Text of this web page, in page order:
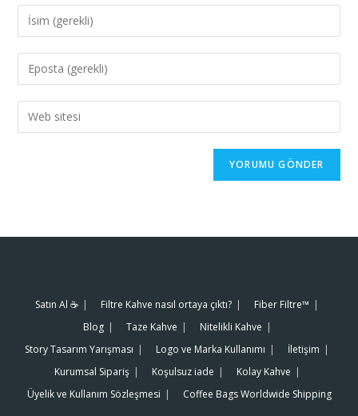
Satın Al ☕️ Filtre Kahve nasıl ortaya çıktı?
Fiber Filtre™
Blog
Taze Kahve
Nitelikli Kahve
Story Tasarım Yarışması
Logo ve Marka Kullanımı
İletişim
Kurumsal Sipariş
Koşulsuz iade
Kolay Kahve
Üyelik ve Kullanım Sözleşmesi
Coffee Bags Worldwide Shipping